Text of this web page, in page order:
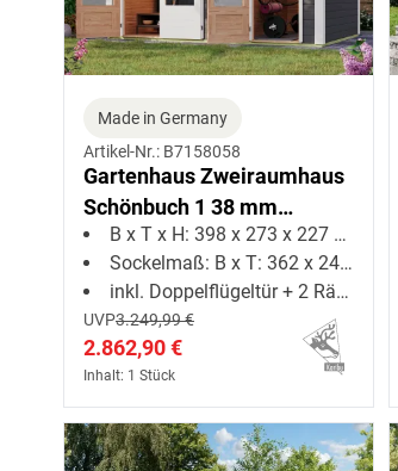
Made in Germany
Artikel-Nr.: B7158058
Gartenhaus Zweiraumhaus
Schönbuch 1 38 mm
terragrau
B x T x H: 398 x 273 x 227 cm
Sockelmaß: B x T: 362 x 242 cm
inkl. Doppelflügeltür + 2 Räume
UVP3.249,99 €
2.862,90 €
Inhalt: 1 Stück